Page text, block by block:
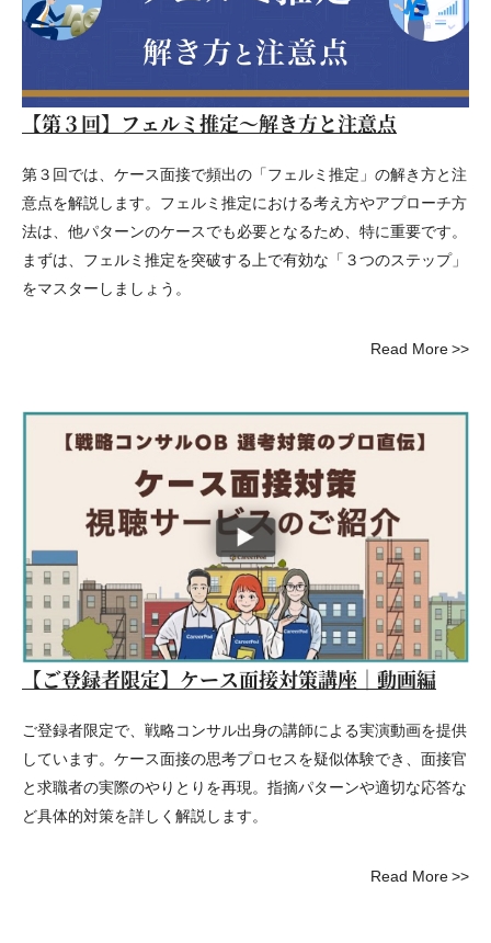
【第３回】フェルミ推定～解き方と注意点
第３回では、ケース面接で頻出の「フェルミ推定」の解き方と注
意点を解説します。フェルミ推定における考え方やアプローチ方
法は、他パターンのケースでも必要となるため、特に重要です。
まずは、フェルミ推定を突破する上で有効な「３つのステップ」
をマスターしましょう。
Read More
【ご登録者限定】ケース面接対策講座｜動画編
ご登録者限定で、戦略コンサル出身の講師による実演動画を提供
しています。ケース面接の思考プロセスを疑似体験でき、面接官
と求職者の実際のやりとりを再現。指摘パターンや適切な応答な
ど具体的対策を詳しく解説します。
Read More